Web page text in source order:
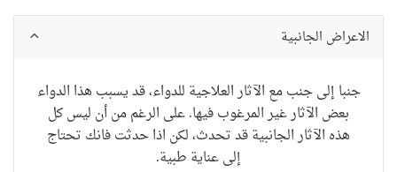
الاعراض الجانبية
جنبا إلى جنب مع الآثار العلاجية للدواء، قد يسبب هذا الدواء
بعض الآثار غير المرغوب فيها. على الرغم من أن ليس كل
هذه الآثار الجانبية قد تحدث، لكن اذا حدثت فانك تحتاج
إلى عناية طبية.